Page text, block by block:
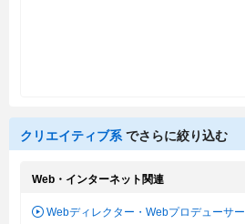
クリエイティブ系 でさらに絞り込む
Web・インターネット関連
Webディレクター・Webプロデューサー